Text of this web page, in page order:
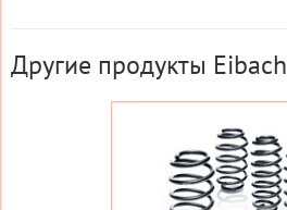
Другие продукты Eibach